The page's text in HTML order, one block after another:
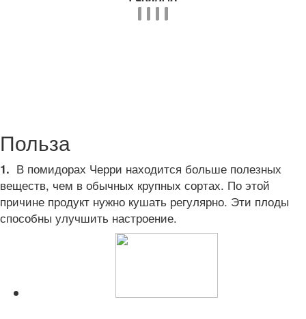
Польза
1. В помидорах Черри находится больше полезных
веществ, чем в обычных крупных сортах. По этой
причине продукт нужно кушать регулярно. Эти плоды
способны улучшить настроение.